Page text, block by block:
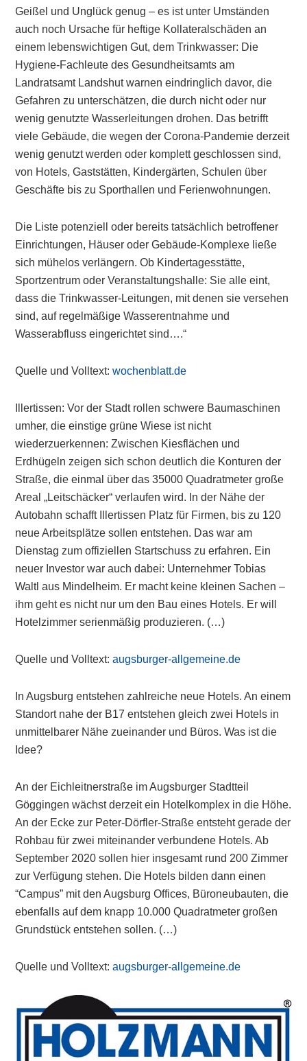
Geißel und Unglück genug – es ist unter Umständen
auch noch Ursache für heftige Kollateralschäden an
einem lebenswichtigen Gut, dem Trinkwasser: Die
Hygiene-Fachleute des Gesundheitsamts am
Landratsamt Landshut warnen eindringlich davor, die
Gefahren zu unterschätzen, die durch nicht oder nur
wenig genutzte Wasserleitungen drohen. Das betrifft
viele Gebäude, die wegen der Corona-Pandemie derzeit
wenig genutzt werden oder komplett geschlossen sind,
von Hotels, Gaststätten, Kindergärten, Schulen über
Geschäfte bis zu Sporthallen und Ferienwohnungen.
Die Liste potenziell oder bereits tatsächlich betroffener
Einrichtungen, Häuser oder Gebäude-Komplexe ließe
sich mühelos verlängern. Ob Kindertagesstätte,
Sportzentrum oder Veranstaltungshalle: Sie alle eint,
dass die Trinkwasser-Leitungen, mit denen sie versehen
sind, auf regelmäßige Wasserentnahme und
Wasserabfluss eingerichtet sind….“
Quelle und Volltext:wochenblatt.de
Illertissen: Vor der Stadt rollen schwere Baumaschinen
umher, die einstige grüne Wiese ist nicht
wiederzuerkennen: Zwischen Kiesflächen und
Erdhügeln zeigen sich schon deutlich die Konturen der
Straße, die einmal über das 35000 Quadratmeter große
Areal „Leitschäcker“ verlaufen wird. In der Nähe der
Autobahn schafft Illertissen Platz für Firmen, bis zu 120
neue Arbeitsplätze sollen entstehen. Das war am
Dienstag zum offiziellen Startschuss zu erfahren. Ein
neuer Investor war auch dabei: Unternehmer Tobias
Waltl aus Mindelheim. Er macht keine kleinen Sachen –
ihm geht es nicht nur um den Bau eines Hotels. Er will
Hotelzimmer serienmäßig produzieren. (…)
Quelle und Volltext:augsburger-allgemeine.de
In Augsburg entstehen zahlreiche neue Hotels. An einem
Standort nahe der B17 entstehen gleich zwei Hotels in
unmittelbarer Nähe zueinander und Büros. Was ist die
Idee?
An der Eichleitnerstraße im Augsburger Stadtteil
Göggingen wächst derzeit ein Hotelkomplex in die Höhe.
An der Ecke zur Peter-Dörfler-Straße entsteht gerade der
Rohbau für zwei miteinander verbundene Hotels. Ab
September 2020 sollen hier insgesamt rund 200 Zimmer
zur Verfügung stehen. Die Hotels bilden dann einen
“Campus” mit den Augsburg Offices, Büroneubauten, die
ebenfalls auf dem knapp 10.000 Quadratmeter großen
Grundstück entstehen sollen. (…)
Quelle und Volltext:augsburger-allgemeine.de
Primary
Sidebar